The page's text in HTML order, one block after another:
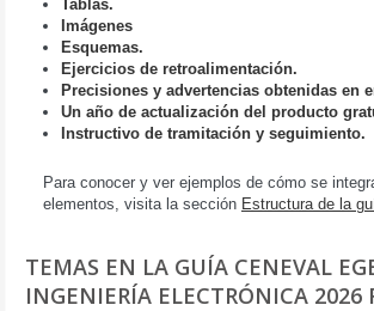
Tablas.
Imágenes
Esquemas.
Ejercicios de retroalimentación.
Precisiones y advertencias obtenidas en
Un año de actualización del producto
Instructivo de tramitación y seguimiento.
Para conocer y ver ejemplos de cómo se
elementos, visita la sección Estructura de la
TEMAS EN LA GUÍA CENEVAL
INGENIERÍA ELECTRÓNICA 2026